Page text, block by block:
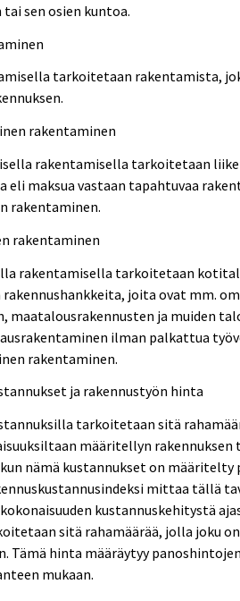
tai sen osien kuntoa.
tarkoitetaan rakentamista,
rakentaminen
rakentamisella tarkoitetaan
eli maksua vastaan tapahtuvaa
rakentaminen.
rakentaminen
rakentamisella tarkoitetaan
joita ovat mm.
maatalousrakennusten ja muiden
ilman palkattua
rakentaminen.
ja rakennustyön hinta
tarkoitetaan sitä
määritellyn rakennuksen
nämä kustannukset on määritelty
mittaa tällä
kustannuskehitystä
sitä rahamäärää, jolla joku
Tämä hinta määräytyy
mukaan.